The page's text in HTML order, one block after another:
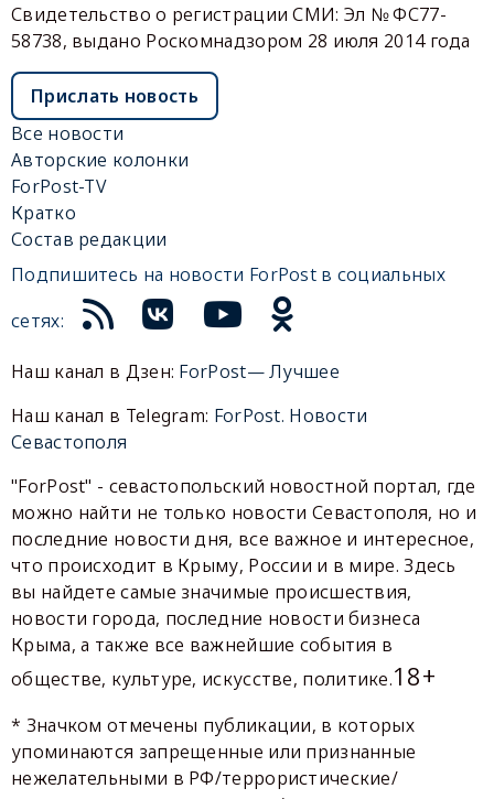
Свидетельство о регистрации СМИ: Эл № ФС77-
58738, выдано Роскомнадзором 28 июля 2014 года
Прислать новость
Все новости
Авторские колонки
ForPost-TV
Кратко
Состав редакции
Подпишитесь на новости ForPost в социальных
сетях:
Наш канал в Дзен: ForPost— Лучшее
Наш канал в Telegram: ForPost. Новости
Севастополя
"ForPost" - севастопольский новостной портал, где
можно найти не только новости Севастополя, но и
последние новости дня, все важное и интересное,
что происходит в Крыму, России и в мире. Здесь
вы найдете самые значимые происшествия,
новости города, последние новости бизнеса
Крыма, а также все важнейшие события в
обществе, культуре, искусстве, политике.18+
* Значком отмечены публикации, в которых
упоминаются запрещенные или признанные
нежелательными в РФ/террористические/